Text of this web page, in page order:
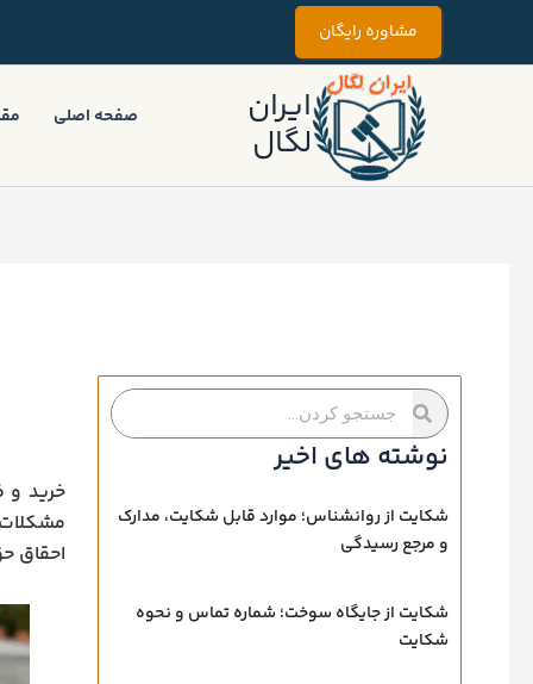
محتوا
مشاوره رایگان
ایران
لگال
صفحه اصلی
جستجو
کردن
جستجو
کردن
نوشته های اخیر
شکایت از روانشناس؛ موارد قابل شکایت، مدارک
و مرجع رسیدگی
شکایت از جایگاه سوخت؛ شماره تماس و نحوه
شکایت
خرید و
مشکلات
احقاق